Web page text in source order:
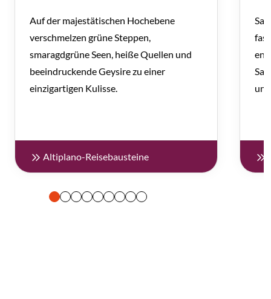
Auf der majestätischen Hochebene
verschmelzen grüne Steppen,
smaragdgrüne Seen, heiße Quellen und
beeindruckende Geysire zu einer
einzigartigen Kulisse.
Altiplano-Reisebausteine